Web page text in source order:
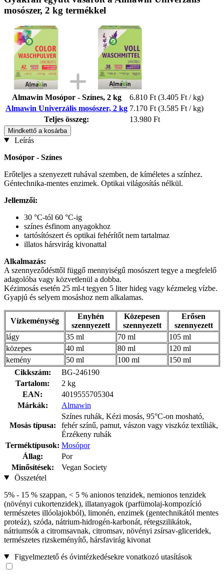
mosószer, 2 kg termékkel
Almawin Mosópor - Színes, 2 kg 6.810 Ft (3.405 Ft / kg)
Almawin Univerzális mosószer, 2 kg 7.170 Ft (3.585 Ft / kg)
Teljes összeg:
13.980 Ft
Mindkettő a kosárba
Leírás
Mosópor - Színes
Erőteljes a szenyezett ruhával szemben, de kíméletes a színhez.
Géntechnika-mentes enzimek. Optikai világosítás nélkül.
Jellemzői:
30 °C-tól 60 °C-ig
színes ésfinom anyagokhoz
tartósítószert és optikai fehérítőt nem tartalmaz
illatos hársvirág kivonattal
Alkalmazás:
A szennyeződésttől függő mennyiségű mosószert tegye a megfelelő
adagolóba vagy közvetlenül a dobba.
Kézimosás esetén 25 ml-t tegyen 5 liter hideg vagy kézmeleg vízbe.
Gyapjú és selyem mosáshoz nem alkalamas.
Vízkeménység
Enyhén
szennyezett
Közepesen
szennyezett
Erősen
szennyezett
lágy
35 ml 70 ml
105 ml
közepes
40 ml 80 ml
120 ml
kemény
50 ml 100 ml
150 ml
Cikkszám:
BG-246190
Tartalom:
2 kg
EAN:
4019555705304
Márkák:
Almawin
Mosás típusa:
Színes ruhák, Kézi mosás, 95°C-on mosható,
fehér színű, pamut, vászon vagy viszkóz textíliák,
Érzékeny ruhák
Terméktípusok: Mosópor
Állag:
Por
Minősítések:
Vegan Society
Összetétel
5% - 15 % szappan, < 5 % anionos tenzidek, nemionos tenzidek
(növényi cukortenzidek), illatanyagok (parfümolaj‑kompozíció
természetes illóolajokból), limonén, enzimek (gentechnikától mentes
proteáz), szóda, nátrium-hidrogén-karbonát, rétegszilikátok,
nátriumsók a citromsavnak, citromsav, növényi zsírsav‑gliceridek,
természetes rizskeményítő, hársfavirág kivonat
Figyelmeztető és óvintézkedésekre vonatkozó utasítások